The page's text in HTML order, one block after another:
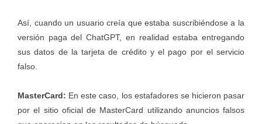
Así, cuando un usuario creía que estaba suscribiéndose a la
versión paga del ChatGPT, en realidad estaba entregando
sus datos de la tarjeta de crédito y el pago por el servicio
falso.
MasterCard: En este caso, los estafadores se hicieron pasar
por el sitio oficial de MasterCard utilizando anuncios falsos